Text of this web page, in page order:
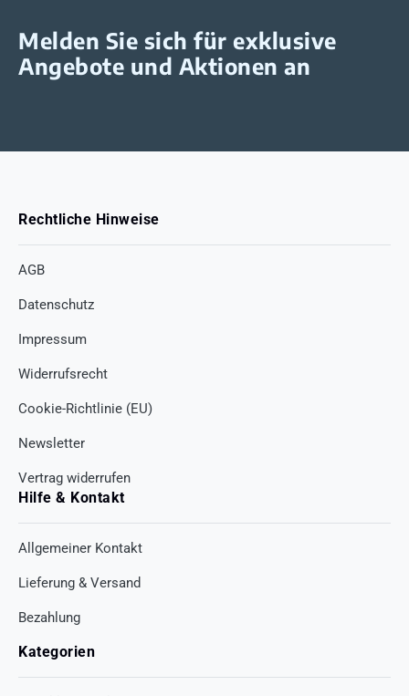
Melden Sie sich für exklusive
Angebote und Aktionen an
Rechtliche Hinweise
AGB
Datenschutz
Impressum
Widerrufsrecht
Cookie-Richtlinie (EU)
Newsletter
Vertrag widerrufen
Hilfe & Kontakt
Allgemeiner Kontakt
Lieferung & Versand
Bezahlung
Kategorien